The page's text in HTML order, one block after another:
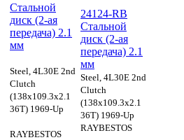
Стальной
диск (2-ая
передача) 2.1
мм
Steel, 4L30E 2nd
Clutch
(138x109.3x2.1
36T) 1969-Up
RAYBESTOS
24124-RB
Стальной
диск (2-ая
передача) 2.1
мм
Steel, 4L30E 2nd
Clutch
(138x109.3x2.1
36T) 1969-Up
RAYBESTOS